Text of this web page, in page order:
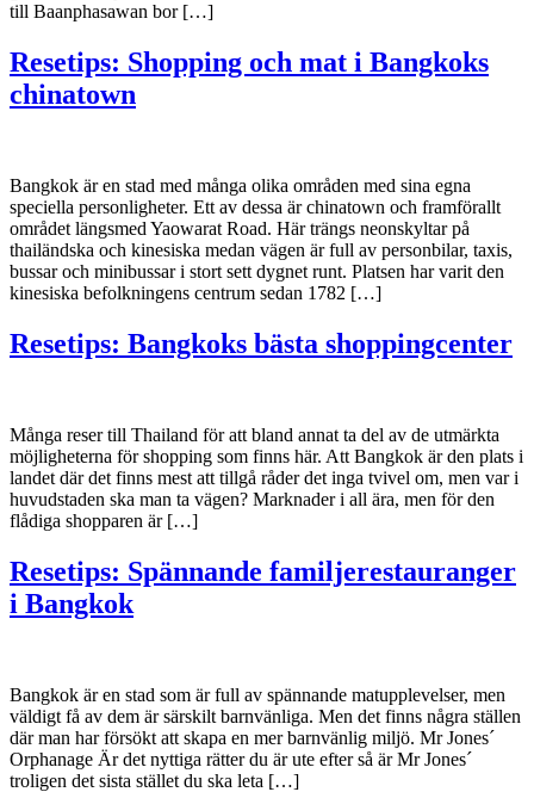
till Baanphasawan bor […]
Resetips: Shopping och mat i Bangkoks
chinatown
Bangkok är en stad med många olika områden med sina egna
speciella personligheter. Ett av dessa är chinatown och framförallt
området längsmed Yaowarat Road. Här trängs neonskyltar på
thailändska och kinesiska medan vägen är full av personbilar, taxis,
bussar och minibussar i stort sett dygnet runt. Platsen har varit den
kinesiska befolkningens centrum sedan 1782 […]
Resetips: Bangkoks bästa shoppingcenter
Många reser till Thailand för att bland annat ta del av de utmärkta
möjligheterna för shopping som finns här. Att Bangkok är den plats i
landet där det finns mest att tillgå råder det inga tvivel om, men var i
huvudstaden ska man ta vägen? Marknader i all ära, men för den
flådiga shopparen är […]
Resetips: Spännande familjerestauranger
i Bangkok
Bangkok är en stad som är full av spännande matupplevelser, men
väldigt få av dem är särskilt barnvänliga. Men det finns några ställen
där man har försökt att skapa en mer barnvänlig miljö. Mr Jones´
Orphanage Är det nyttiga rätter du är ute efter så är Mr Jones´
troligen det sista stället du ska leta […]